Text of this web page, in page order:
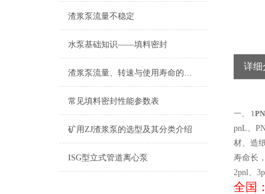
渣浆泵流量不稳定
水泵基础知识——填料密封
渣浆泵流量、转速与使用寿命的关系
常见填料密封性能参数表
矿用ZJ渣浆泵的选型及其分类介绍
ISG型立式管道离心泵
详细
一、 1
pnL、
材、造
寿命长
2pnl、
全国